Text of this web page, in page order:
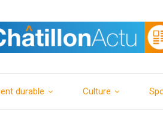
durable Culture